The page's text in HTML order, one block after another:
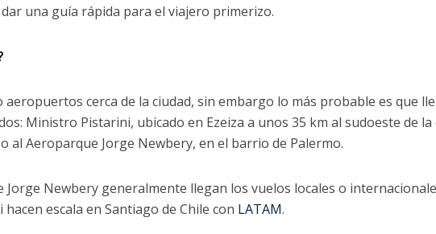
una guía rápida para el viajero primerizo.
aeropuertos cerca de la ciudad, sin embargo lo más probable es que
Ministro Pistarini, ubicado en Ezeiza a unos 35 km al sudoeste de la
al Aeroparque Jorge Newbery, en el barrio de Palermo.
Jorge Newbery generalmente llegan los vuelos locales o
escala en Santiago de Chile con LATAM.